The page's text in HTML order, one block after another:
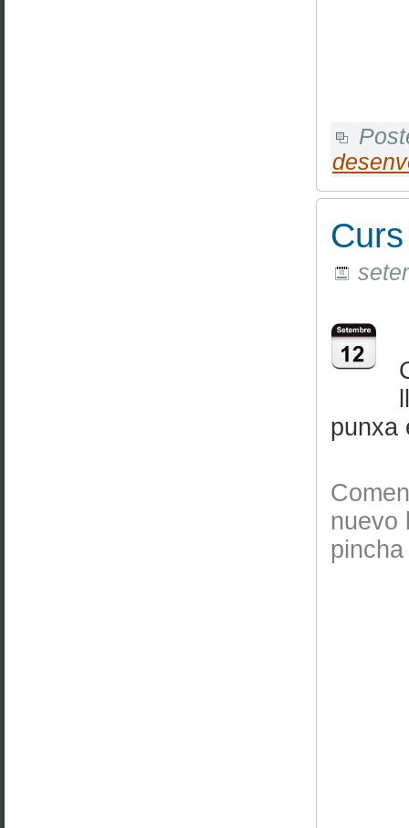
punxa
nuevo